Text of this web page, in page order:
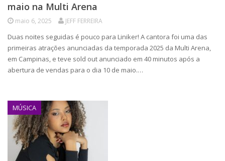
maio na Multi Arena
maio 6, 2025 JEFF FERREIRA
Duas noites seguidas é pouco para Liniker! A cantora foi uma das
primeiras atrações anunciadas da temporada 2025 da Multi Arena,
em Campinas, e teve sold out anunciado em 40 minutos após a
abertura de vendas para o dia 10 de maio.…
MÚSICA